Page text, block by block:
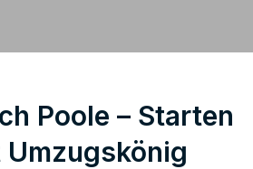
Poole – Starten
Umzugskönig